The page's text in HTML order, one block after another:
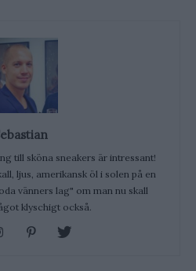
till sköna sneakers är intressant!
ljus, amerikansk öl i solen på en
vänners lag" om man nu skall
klyschigt också.